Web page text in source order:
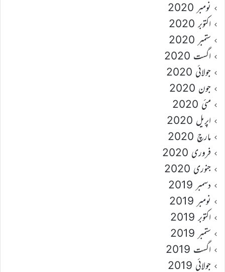
نومبر 2020
اکتوبر 2020
ستمبر 2020
اگست 2020
جولائی 2020
جون 2020
مئی 2020
اپریل 2020
مارچ 2020
فروری 2020
جنوری 2020
دسمبر 2019
نومبر 2019
اکتوبر 2019
ستمبر 2019
اگست 2019
جولائی 2019